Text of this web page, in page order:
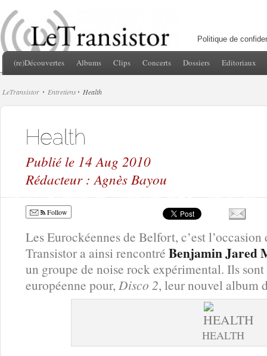
Politique de
(re)Découvertes Albums Clips Concerts Dossiers Editoriaux
LeTransistor Entretiens Health
Publié le 14 Aug 2010
Rédacteur : Agnès Bayou
Follow
Les Eurockéennes de Belfort, c’est
Transistor a ainsi rencontré Benjamin Jared
un groupe de noise rock expérimental. Ils
européenne pour, Disco 2, leur nouvel album
HEALTH